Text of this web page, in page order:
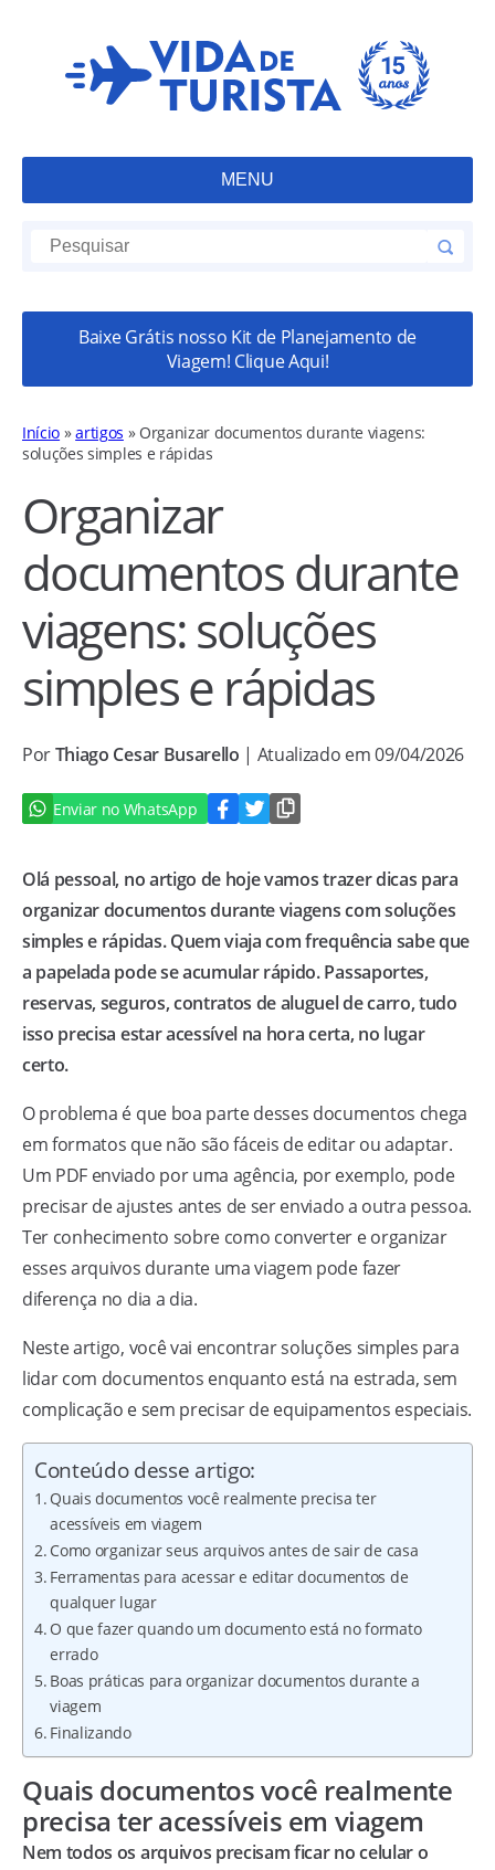
MENU
Baixe Grátis nosso Kit de Planejamento de
Viagem! Clique Aqui!
Início »artigos » Organizar documentos durante viagens:
soluções simples e rápidas
Organizar
documentos durante
viagens: soluções
simples e rápidas
PorThiago Cesar Busarello | Atualizado em 09/04/2026
Enviar no WhatsApp
Olá pessoal, no artigo de hoje vamos trazer dicas para
organizar documentos durante viagens com soluções
simples e rápidas. Quem viaja com frequência sabe que
a papelada pode se acumular rápido. Passaportes,
reservas, seguros, contratos de aluguel de carro, tudo
isso precisa estar acessível na hora certa, no lugar
certo.
O problema é que boa parte desses documentos chega
em formatos que não são fáceis de editar ou adaptar.
Um PDF enviado por uma agência, por exemplo, pode
precisar de ajustes antes de ser enviado a outra pessoa.
Ter conhecimento sobre como converter e organizar
esses arquivos durante uma viagem pode fazer
diferença no dia a dia.
Neste artigo, você vai encontrar soluções simples para
lidar com documentos enquanto está na estrada, sem
complicação e sem precisar de equipamentos especiais.
Conteúdo desse artigo:
Quais documentos você realmente precisa ter
acessíveis em viagem
Como organizar seus arquivos antes de sair de casa
Ferramentas para acessar e editar documentos de
qualquer lugar
O que fazer quando um documento está no formato
errado
Boas práticas para organizar documentos durante a
viagem
Finalizando
Quais documentos você realmente
precisa ter acessíveis em viagem
Nem todos os arquivos precisam ficar no celular o